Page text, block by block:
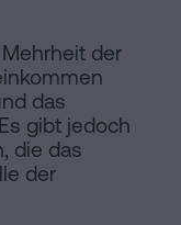
der
das
gibt jedoch
die das
der